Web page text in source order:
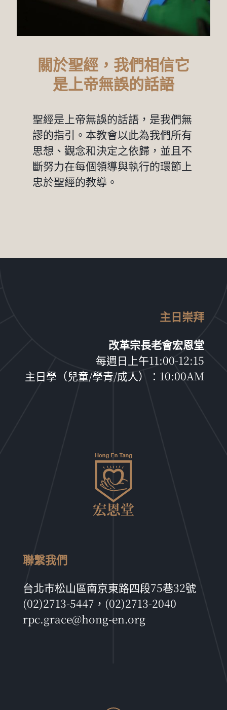
關於聖經，我們相信它
是上帝無誤的話語
聖經是上帝無誤的話語，是我們無
謬的指引。本教會以此為我們所有
思想、觀念和決定之依歸，並且不
斷努力在每個領導與執行的環節上
忠於聖經的教導。
主日崇拜
改革宗長老會宏恩堂
每週日上午11:00-12:15
主日學（兒童/學青/成人）：10:00AM
聯繫我們
台北市松山區南京東路四段75巷32號
(02)2713-5447，(02)2713-2040
rpc.grace@hong-en.org